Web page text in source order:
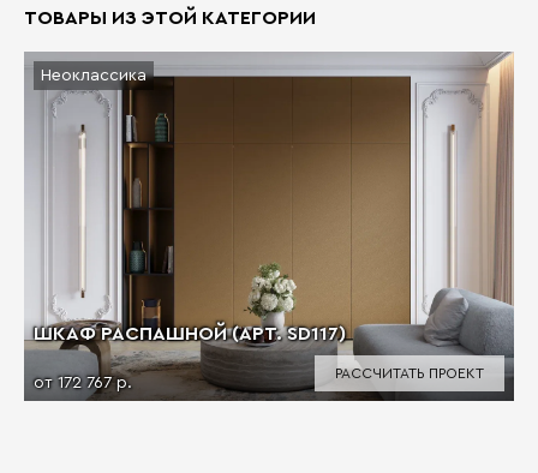
ТОВАРЫ ИЗ ЭТОЙ КАТЕГОРИИ
ШКАФ РАСПАШНОЙ (АРТ. SD117)
от 172 767 р.
Неоклассика
РАССЧИТАТЬ ПРОЕКТ